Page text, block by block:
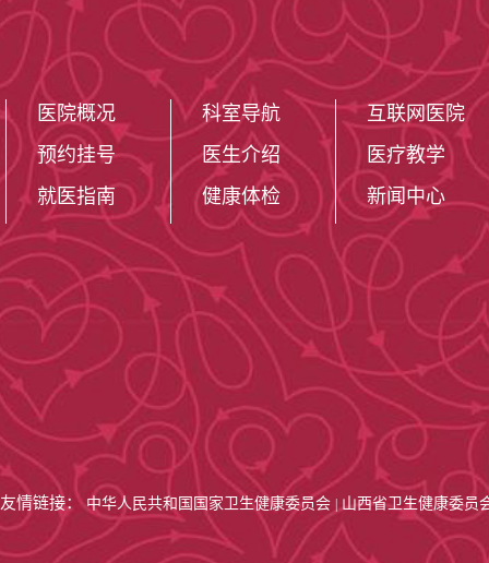
医院概况
预约挂号
就医指南
科室导航
医生介绍
健康体检
互联网医院
医疗教学
新闻中心
友情链接：中华人民共和国国家卫生健康委员会 山西省卫生健康委员